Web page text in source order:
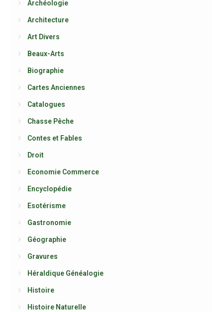
Archéologie
Architecture
Art Divers
Beaux-Arts
Biographie
Cartes Anciennes
Catalogues
Chasse Pêche
Contes et Fables
Droit
Economie Commerce
Encyclopédie
Esotérisme
Gastronomie
Géographie
Gravures
Héraldique Généalogie
Histoire
Histoire Naturelle